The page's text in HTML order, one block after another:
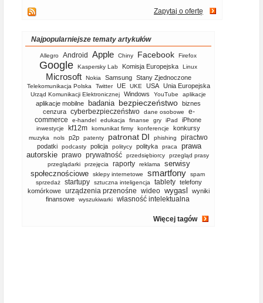
Zapytaj o ofertę
Najpopularniejsze tematy artykułów
Allegro Android Apple Chiny Facebook Firefox
Google Kaspersky Lab Komisja Europejska Linux
Microsoft Nokia Samsung Stany Zjednoczone
Telekomunikacja Polska Twitter UE UKE USA Unia Europejska
Urząd Komunikacji Elektronicznej Windows YouTube aplikacje
aplikacje mobilne badania bezpieczeństwo biznes
cenzura cyberbezpieczeństwo dane osobowe
e-
commerce
e-handel edukacja finanse gry iPad iPhone
inwestycje kf12m komunikat firmy konferencje konkursy
muzyka nols p2p patenty patronat DI phishing piractwo
podatki podcasty policja politycy polityka praca
prawa
autorskie prawo prywatność przedsiębiorcy
przegląd prasy
przeglądarki
przejęcia raporty reklama
serwisy
społecznościowe
sklepy internetowe smartfony
spam
sprzedaż
startupy sztuczna inteligencja tablety telefony
komórkowe
urządzenia przenośne wideo wygasl
wyniki
finansowe
wyszukiwarki własność intelektualna
Więcej tagów